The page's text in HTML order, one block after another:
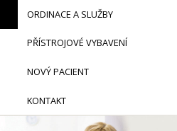
ORDINACE A SLUŽBY
PŘÍSTROJOVÉ VYBAVENÍ
NOVÝ PACIENT
KONTAKT